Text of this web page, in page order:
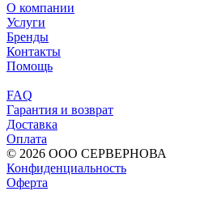
О компании
Услуги
Бренды
Контакты
Помощь
FAQ
Гарантия и возврат
Доставка
Оплата
© 2026 ООО СЕРВЕРНОВА
Конфиденциальность
Оферта